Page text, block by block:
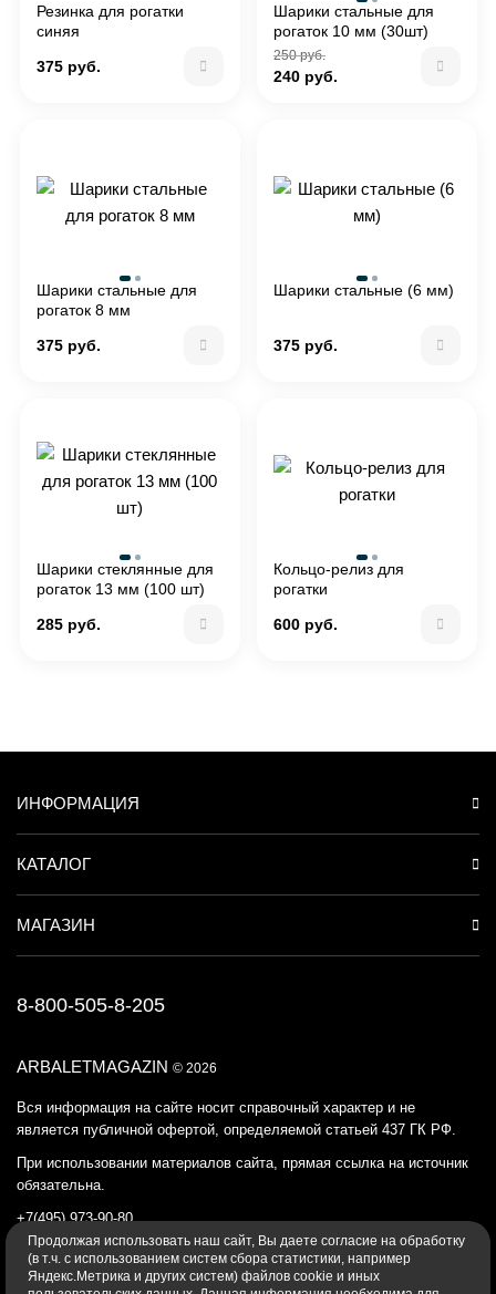
Резинка для рогатки
синяя
375 руб.
Шарики стальные для
рогаток 10 мм (30шт)
250 руб.
240 руб.
Шарики стальные для
рогаток 8 мм
375 руб.
Шарики стальные (6 мм)
375 руб.
Шарики стеклянные для
рогаток 13 мм (100 шт)
285 руб.
Кольцо-релиз для
рогатки
600 руб.
ARBALETMAGAZIN © 2026
Вся информация на сайте носит справочный характер и не
является публичной офертой, определяемой статьей 437 ГК РФ.
При использовании материалов сайта, прямая ссылка на источник
обязательна.
+7(495) 973-90-80
Политика конфиденциальности
ИНФОРМАЦИЯ
КАТАЛОГ
МАГАЗИН
8-800-505-8-205
Продолжая использовать наш cайт, Вы даете согласие на обработку
(в т.ч. с использованием систем сбора статистики, например
Яндекс.Метрика и других систем) файлов cookie и иных